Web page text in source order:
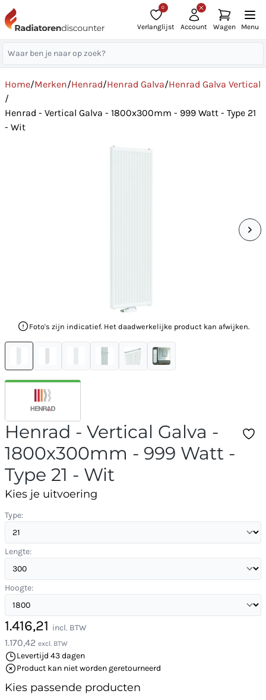
0
Verlanglijst Account Wagen Menu
Home/Merken/Henrad/Henrad Galva/Henrad Galva Vertical
/
Henrad - Vertical Galva - 1800x300mm - 999 Watt - Type 21
- Wit
Foto's zijn indicatief. Het daadwerkelijke product kan afwijken.
Henrad - Vertical Galva -
1800x300mm - 999 Watt -
Type 21 - Wit
Kies je uitvoering
Type:
Lengte:
Hoogte:
1.416,21 incl. BTW
1.170,42 excl. BTW
Levertijd 43 dagen
Product kan niet worden geretourneerd
Kies passende producten